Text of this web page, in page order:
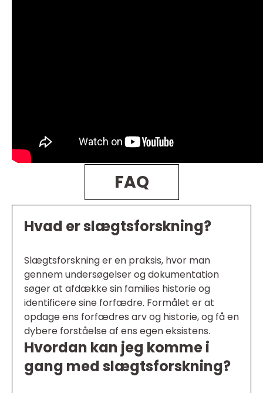
FAQ
Hvad er slægtsforskning?
Slægtsforskning er en praksis, hvor man
gennem undersøgelser og dokumentation
søger at afdække sin families historie og
identificere sine forfædre. Formålet er at
opdage ens forfædres arv og historie, og få en
dybere forståelse af ens egen eksistens.
Hvordan kan jeg komme i
gang med slægtsforskning?